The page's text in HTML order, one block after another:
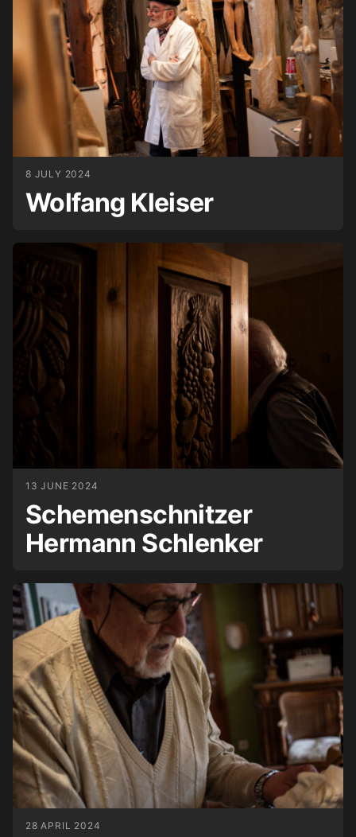
8 JULY 2024
Wolfang Kleiser
13 JUNE 2024
Schemenschnitzer
Hermann Schlenker
28 APRIL 2024